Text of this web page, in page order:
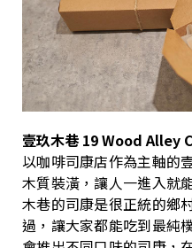
壹玖木巷 19 Wood Alley
以咖啡司康店作為主軸的
木質裝潢，讓人一進入就
木巷的司康是很正統的鄉
過，讓大家都能吃到最純